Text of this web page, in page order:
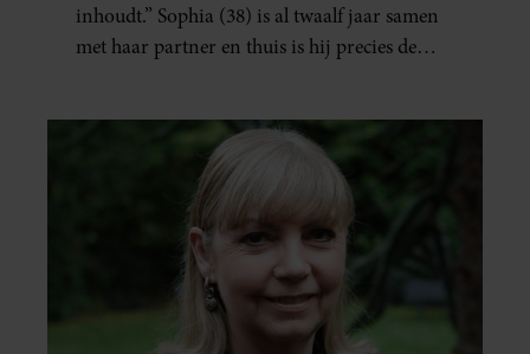
inhoudt.” Sophia (38) is al twaalf jaar samen
met haar partner en thuis is hij precies de
vaker schaamt zodra ze samen onder de